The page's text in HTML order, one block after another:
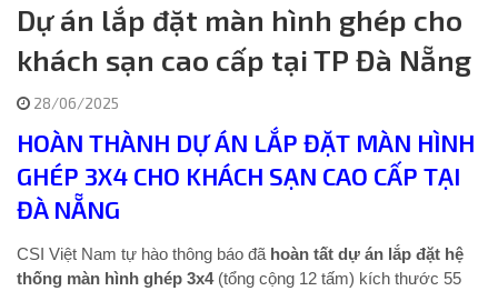
Dự án lắp đặt màn hình ghép cho
khách sạn cao cấp tại TP Đà Nẵng
28/06/2025
HOÀN THÀNH DỰ ÁN LẮP ĐẶT MÀN HÌNH
GHÉP 3X4 CHO KHÁCH SẠN CAO CẤP TẠI
ĐÀ NẴNG
CSI Việt Nam tự hào thông báo đã hoàn tất dự án lắp đặt hệ
thống màn hình ghép 3x4(tổng cộng 12 tấm) kích thước 55